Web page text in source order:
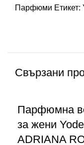
Парфюми Етикет:
Свързани
Парфюмна
за жени
ADRIANA